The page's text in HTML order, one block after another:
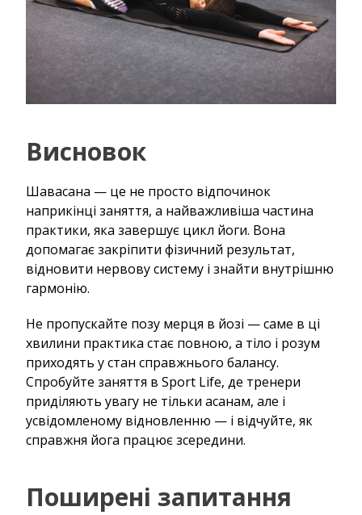
Висновок
Шавасана — це не просто відпочинок
наприкінці заняття, а найважливіша частина
практики, яка завершує цикл йоги. Вона
допомагає закріпити фізичний результат,
відновити нервову систему і знайти внутрішню
гармонію.
Не пропускайте позу мерця в йозі — саме в ці
хвилини практика стає повною, а тіло і розум
приходять у стан справжнього балансу.
Спробуйте заняття в Sport Life, де тренери
приділяють увагу не тільки асанам, але і
усвідомленому відновленню — і відчуйте, як
справжня йога працює зсередини.
Поширені запитання